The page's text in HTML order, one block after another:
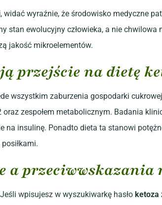
, widać wyraźnie, że środowisko medyczne
stan ewolucyjny człowieka, a nie
jakość mikroelementów.
przejście na dietę
wszystkim zaburzenia gospodarki
zespołem metabolicznym. Badania
insulinę. Ponadto dieta ta stanowi
a przeciwwskazania
wpisujesz w wyszukiwarkę hasłoketoza